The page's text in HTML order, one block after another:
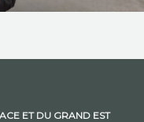
ET DU GRAND EST